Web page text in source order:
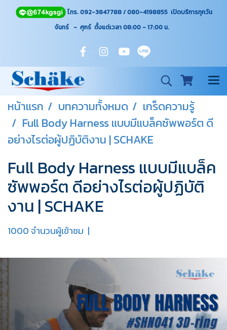
โทร. 092-3847788 / 080-4198855 เปิดบริการทุกวัน
จันทร์ - ศุกร์ ตั้งแต่เวลา 08:00 - 17:00น.
หน้าแรก บทความทั้งหมด
เกร็ดความรู้
Full Body Harness แบบมีแบล็คซัพพอร์ต ดี
อย่างไรต่อผู้ปฏิบัติงาน | SCHAKE
Full Body Harness แบบมีแบล็ค
ซัพพอร์ต ดีอย่างไรต่อผู้ปฏิบัติ
งาน | SCHAKE
1000 จำนวนผู้เข้าชม |